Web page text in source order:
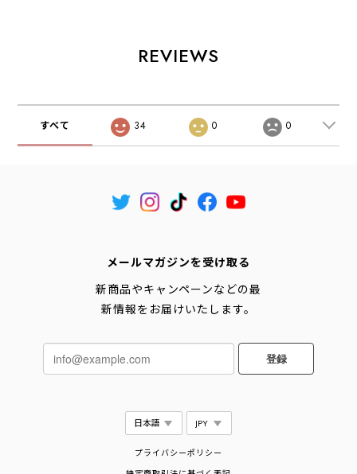
REVIEWS
すべて 34 0 0
メールマガジンを受け取る
新商品やキャンペーンなどの最
新情報をお届けいたします。
登録
プライバシーポリシー